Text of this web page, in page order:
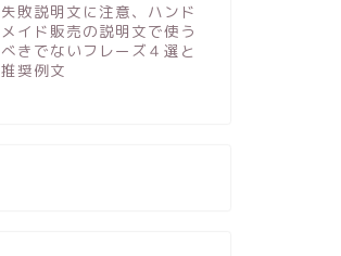
失敗説明文に注意、ハンド
メイド販売の説明文で使う
べきでないフレーズ４選と
推奨例文